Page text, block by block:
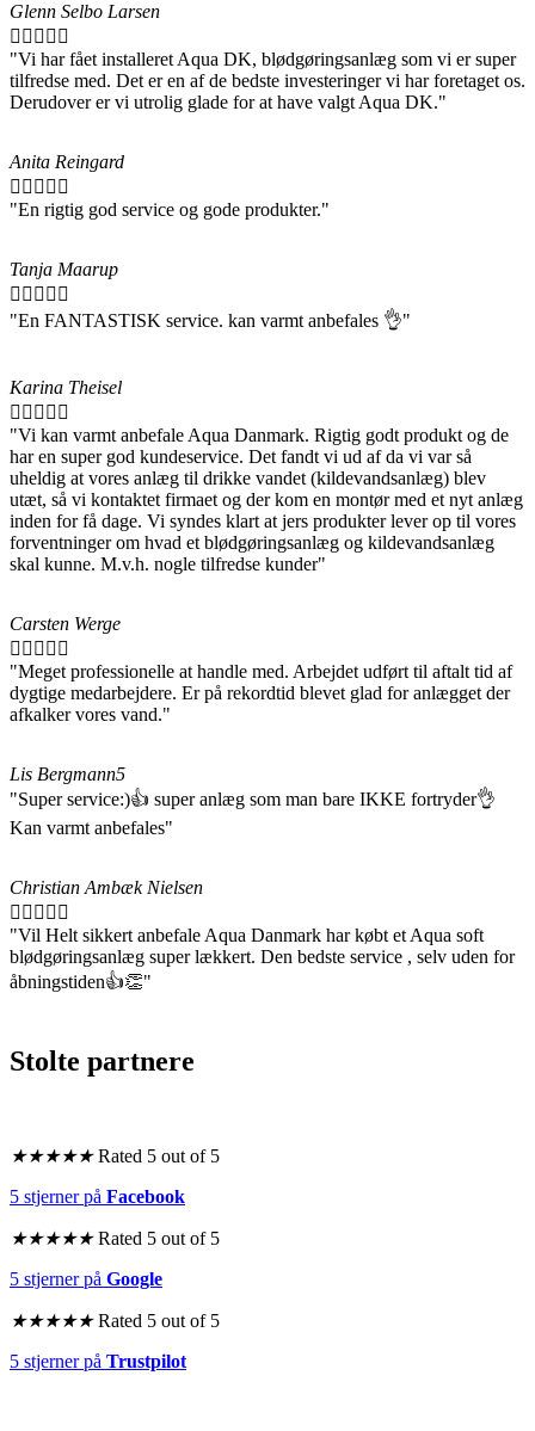
Glenn Selbo Larsen
    
"Vi har fået installeret Aqua DK, blødgøringsanlæg som vi er super
tilfredse med. Det er en af de bedste investeringer vi har foretaget os.
Derudover er vi utrolig glade for at have valgt Aqua DK."
Anita Reingard
    
"En rigtig god service og gode produkter."
Tanja Maarup
    
"En FANTASTISK service. kan varmt anbefales 👌"
Karina Theisel
    
"Vi kan varmt anbefale Aqua Danmark. Rigtig godt produkt og de
har en super god kundeservice. Det fandt vi ud af da vi var så
uheldig at vores anlæg til drikke vandet (kildevandsanlæg) blev
utæt, så vi kontaktet firmaet og der kom en montør med et nyt anlæg
inden for få dage. Vi syndes klart at jers produkter lever op til vores
forventninger om hvad et blødgøringsanlæg og kildevandsanlæg
skal kunne. M.v.h. nogle tilfredse kunder"
Carsten Werge
    
"Meget professionelle at handle med. Arbejdet udført til aftalt tid af
dygtige medarbejdere. Er på rekordtid blevet glad for anlægget der
afkalker vores vand."
Lis Bergmann5
"Super service:)👍 super anlæg som man bare IKKE fortryder👌
Kan varmt anbefales"
Christian Ambæk Nielsen
    
"Vil Helt sikkert anbefale Aqua Danmark har købt et Aqua soft
blødgøringsanlæg super lækkert. Den bedste service , selv uden for
åbningstiden👍👏"
Stolte partnere
★★★★★ Rated 5 out of 5
5 stjerner på Facebook
★★★★★ Rated 5 out of 5
5 stjerner på Google
★★★★★ Rated 5 out of 5
5 stjerner på Trustpilot